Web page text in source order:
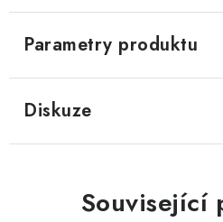
Parametry produktu
Diskuze
Související